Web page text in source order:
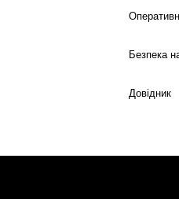
Безпека
Довідник